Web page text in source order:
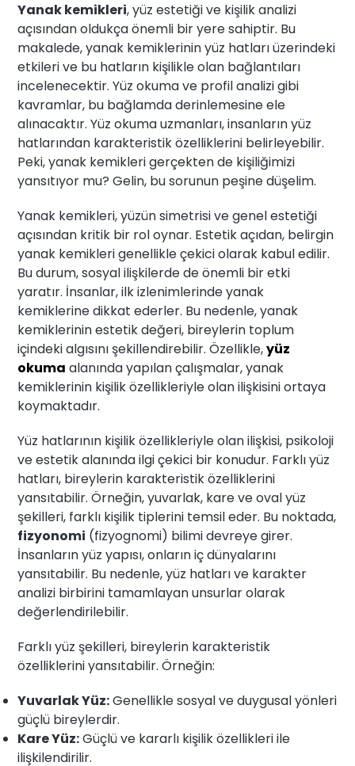
Yanak kemikleri, yüz estetiği ve kişilik analizi
açısından oldukça önemli bir yere sahiptir. Bu
makalede, yanak kemiklerinin yüz hatları üzerindeki
etkileri ve bu hatların kişilikle olan bağlantıları
incelenecektir. Yüz okuma ve profil analizi gibi
kavramlar, bu bağlamda derinlemesine ele
alınacaktır. Yüz okuma uzmanları, insanların yüz
hatlarından karakteristik özelliklerini belirleyebilir.
Peki, yanak kemikleri gerçekten de kişiliğimizi
yansıtıyor mu? Gelin, bu sorunun peşine düşelim.
Yanak kemikleri, yüzün simetrisi ve genel estetiği
açısından kritik bir rol oynar. Estetik açıdan, belirgin
yanak kemikleri genellikle çekici olarak kabul edilir.
Bu durum, sosyal ilişkilerde de önemli bir etki
yaratır. İnsanlar, ilk izlenimlerinde yanak
kemiklerine dikkat ederler. Bu nedenle, yanak
kemiklerinin estetik değeri, bireylerin toplum
içindeki algısını şekillendirebilir. Özellikle,yüz
okuma alanında yapılan çalışmalar, yanak
kemiklerinin kişilik özellikleriyle olan ilişkisini ortaya
koymaktadır.
Yüz hatlarının kişilik özellikleriyle olan ilişkisi, psikoloji
ve estetik alanında ilgi çekici bir konudur. Farklı yüz
hatları, bireylerin karakteristik özelliklerini
yansıtabilir. Örneğin, yuvarlak, kare ve oval yüz
şekilleri, farklı kişilik tiplerini temsil eder. Bu noktada,
fizyonomi (fizyognomi) bilimi devreye girer.
İnsanların yüz yapısı, onların iç dünyalarını
yansıtabilir. Bu nedenle, yüz hatları ve karakter
analizi birbirini tamamlayan unsurlar olarak
değerlendirilebilir.
Farklı yüz şekilleri, bireylerin karakteristik
özelliklerini yansıtabilir. Örneğin:
Yuvarlak Yüz:Genellikle sosyal ve duygusal yönleri
güçlü bireylerdir.
Kare Yüz:Güçlü ve kararlı kişilik özellikleri ile
ilişkilendirilir.